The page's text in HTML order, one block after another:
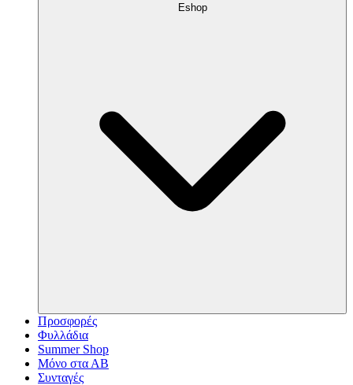
Eshop
Προσφορές
Φυλλάδια
Summer Shop
Μόνο στα ΑΒ
Συνταγές